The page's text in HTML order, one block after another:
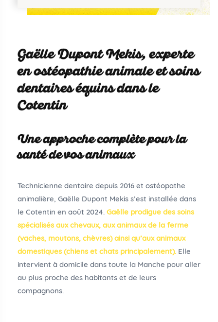
Gaëlle Dupont Mekis, experte
en ostéopathie animale et soins
dentaires équins dans le
Cotentin
Une approche complète pour la
santé de vos animaux
Technicienne dentaire depuis 2016 et ostéopathe
animalière, Gaëlle Dupont Mekis s’est installée dans
le Cotentin en août 2024. Gaëlle prodigue des soins
spécialisés aux chevaux, aux animaux de la ferme
(vaches, moutons, chèvres) ainsi qu’aux animaux
domestiques (chiens et chats principalement). Elle
intervient à domicile dans toute la Manche pour aller
au plus proche des habitants et de leurs
compagnons.